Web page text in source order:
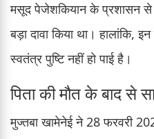
मसूद पेजेशकियान के प्रशासन
बड़ा दावा किया था। हालांकि,
स्वतंत्र पुष्टि नहीं हो पाई है।
पिता की मौत के बाद से
मुज्तबा खामेनेई ने 28 फरवरी